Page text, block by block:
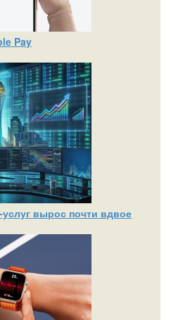
Pay
услуг вырос почти вдвое